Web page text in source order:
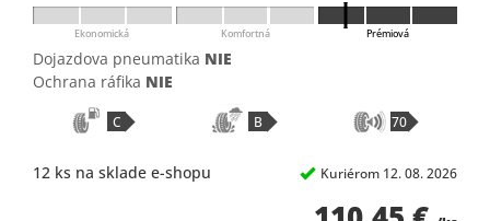
Ekonomická Komfortná Prémiová
Dojazdova pneumatika NIE
Ochrana ráfika NIE
C B 70
12 ks na sklade e-shopu Kuriérom 12. 08. 2026